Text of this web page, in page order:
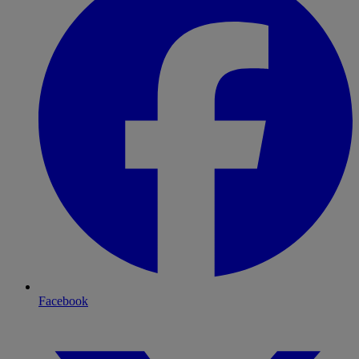
Facebook